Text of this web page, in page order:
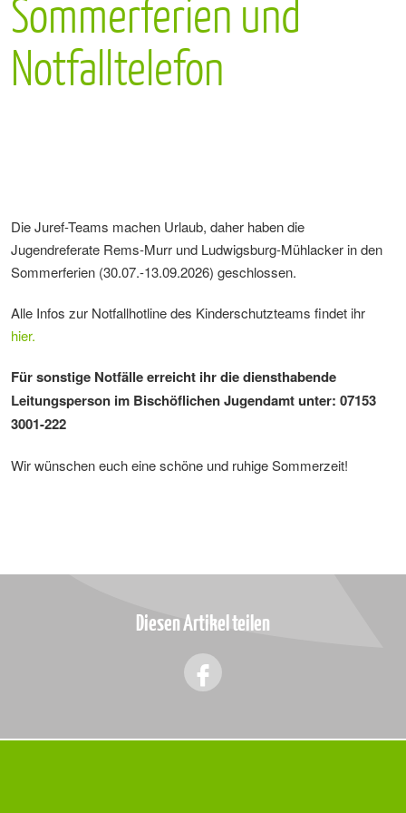
Sommerferien und
Notfalltelefon
Die Juref-Teams machen Urlaub, daher haben die
Jugendreferate Rems-Murr und Ludwigsburg-Mühlacker in den
Sommerferien (30.07.-13.09.2026) geschlossen.
Alle Infos zur Notfallhotline des Kinderschutzteams findet ihr
hier.
Für sonstige Notfälle erreicht ihr diediensthabende
Leitungsperson im Bischöflichen Jugendamt unter: 07153
3001-222
Wir wünschen euch eine schöne und ruhige Sommerzeit!
Diesen Artikel teilen